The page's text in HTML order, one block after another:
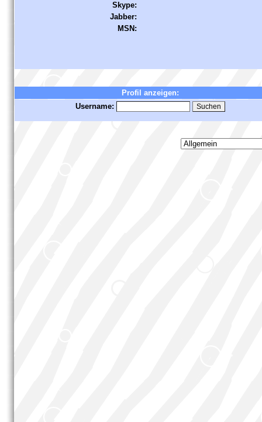
Skype:
Jabber:
MSN:
Profil anzeigen:
Username: